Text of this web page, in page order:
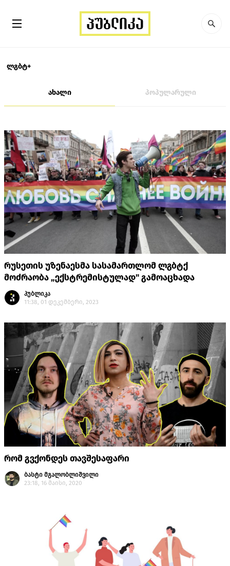
ლგბტ+
ახალი პოპულარული
რუსეთის უზენაესმა სასამართლომ ლგბტქ
მოძრაობა „ექსტრემისტულად" გამოაცხადა
პუბლიკა
11:38, 01 დეკემბერი, 2023
რომ გვქონდეს თავშესაფარი
ბასტი მგალობლიშვილი
23:18, 16 მაისი, 2020